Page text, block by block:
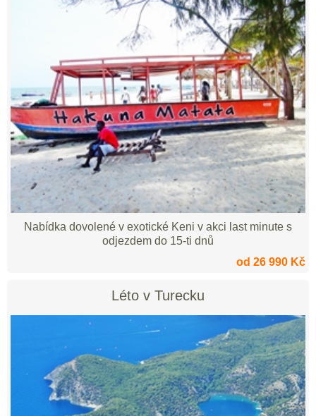
Nabídka dovolené v exotické Keni v akci last minute s
odjezdem do 15-ti dnů
od 26 990 Kč
Léto v Turecku